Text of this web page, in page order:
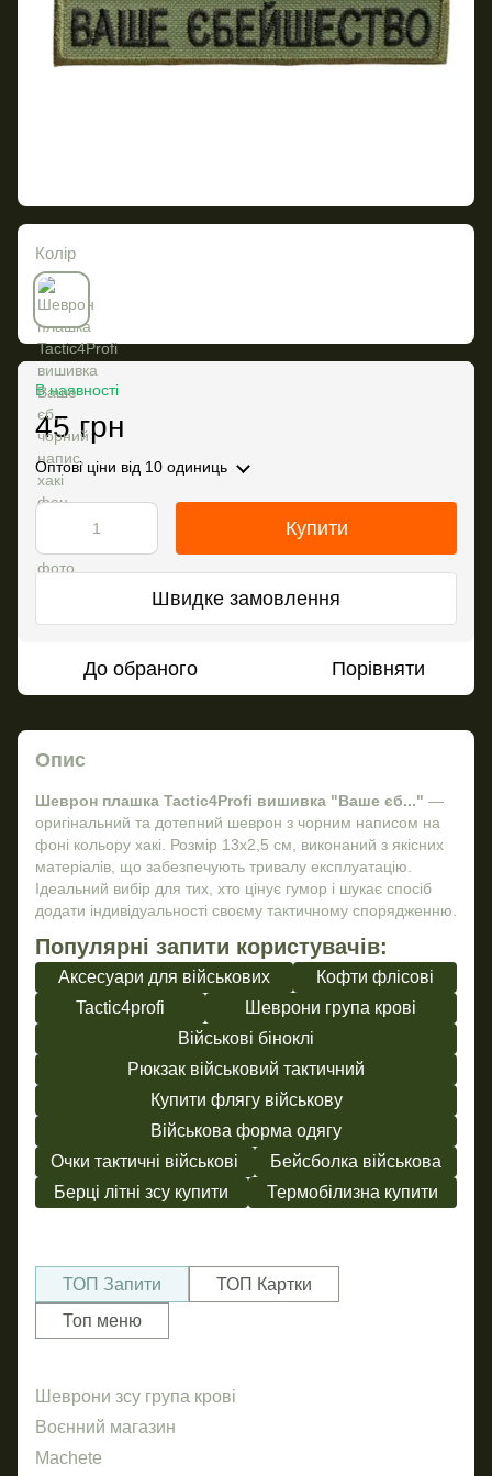
Колір
В наявності
45 грн
Оптові ціни від 10 одиниць
Купити
Швидке замовлення
До обраного Порівняти
Опис
Шеврон плашка Tactic4Profi вишивка "Ваше єб..." —
оригінальний та дотепний шеврон з чорним написом на
фоні кольору хакі. Розмір 13x2,5 см, виконаний з якісних
матеріалів, що забезпечують тривалу експлуатацію.
Ідеальний вибір для тих, хто цінує гумор і шукає спосіб
додати індивідуальності своєму тактичному спорядженню.
Популярні запити користувачів:
Аксесуари для військових
Кофти флісові
Tactic4profi
Шеврони група крові
Військові біноклі
Рюкзак військовий тактичний
Купити флягу військову
Військова форма одягу
Очки тактичні військові
Бейсболка військова
Берці літні зсу купити
Термобілизна купити
ТОП Запити
ТОП Картки
Топ меню
Шеврони зсу група крові
Воєнний магазин
Machete